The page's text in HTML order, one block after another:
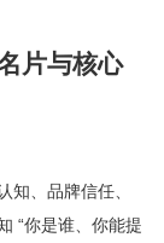
片与核心
知、品牌信任、
“你是谁、你能提